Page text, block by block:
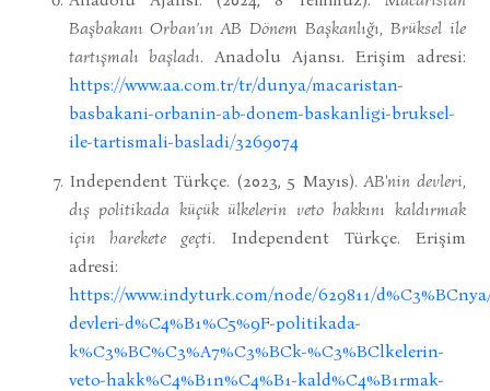
Başbakanı Orban’ın AB Dönem Başkanlığı, Brüksel ile
tartışmalı başladı. Anadolu Ajansı. Erişim adresi:
https://www.aa.com.tr/tr/dunya/macaristan-
basbakani-orbanin-ab-donem-baskanligi-bruksel-
ile-tartismali-basladi/3269074
Independent Türkçe. (2023, 5 Mayıs). AB'nin devleri,
dış politikada küçük ülkelerin veto hakkını kaldırmak
için harekete geçti. Independent Türkçe. Erişim
adresi:
https://www.indyturk.com/node/629811/
devleri-d%C4%B1%C5%9F-politikada-
k%C3%BC%C3%A7%C3%BCk-%C3%BClkelerin-
veto-hakk%C4%B1n%C4%B1-kald%C4%B1rmak-